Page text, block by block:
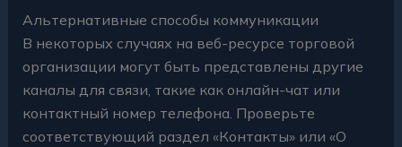
Альтернативные способы коммуникации
В некоторых случаях на веб-ресурсе торговой
организации могут быть представлены другие
каналы для связи, такие как онлайн-чат или
контактный номер телефона. Проверьте
соответствующий раздел «Контакты» или «О